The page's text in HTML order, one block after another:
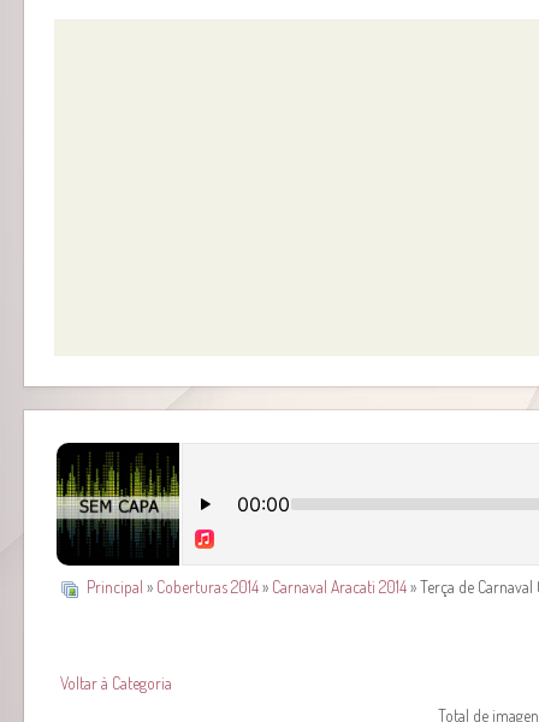
Principal » Coberturas 2014» Carnaval Aracati 2014» Terça de Carnaval
Voltar à Categoria
Total de